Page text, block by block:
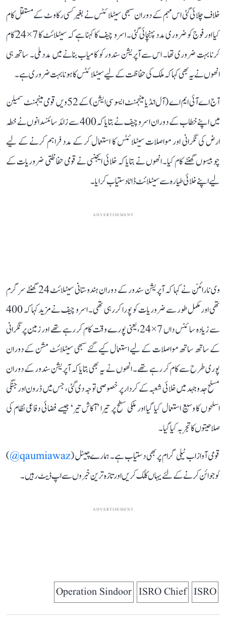
خلاف چلائی گئی اس مہم کے دوران سبھی سیٹلائٹس نے بغیر کسی رکاوٹ کے مستقل کام
کیا اور فوج کو ضروری مدد پہنچائی گئی۔ اسرو چیف کا کہنا ہے کہ سیٹلائٹ کا 7×24 کام
کرنا بہت ضروری تھا۔ اس سے آپریشن سندور کو کامیاب بنانے میں مدد ملی۔ ساتھ ہی
انھوں نے یہ بھی کہا کہ ملک کی حفاظت کے لیے سیٹلائٹس کا ہونا بہت ضروری ہے۔
آج اے آئی ایم اے (آل انڈیا مینجمنٹ ایسو سی ایشن) کے 52ویں قومی مینجمنٹ سمیلن
میں اپنے خطاب کے دوران اسرو چیف نے بتایا کہ 400 سے زائد سائنسدانوں نے خطہ
ارض کی نگرانی اور مواصلات سیٹلائٹس کا استعمال کر کے مدد فراہم کرنے کے لیے
چوبیسوں گھنٹے کام کیا۔ انھوں نے بتایا کہ خلائی ایجنسی نے قومی حفاظتی ضروریات کے
لیے اپنے خلائی طیارہ سے سیٹلائٹ ڈاٹا دستیاب کرایا۔
ADVERTISEMENT
وی نارائنن نے کہا کہ آپریشن سندور کے دوران ہندوستانی سیٹلائٹ 24 گھنٹے سرگرم
تھی اور مکمل طور سے ضروریات کو پورا کر رہی تھی۔ اسرو چیف نے مزید کہا کہ 400
سے زیادہ سائنس داں 7×24، یعنی پورے وقت کام کر رہے تھے اور زمین پر نگرانی
کے ساتھ ساتھ مواصلات کے لیے استعمال کیے گئے سبھی سیٹلائٹ مشن کے دوران
پوری طرح سے کام کر رہے تھے۔ انھوں نے یہ بھی بتایا کہ آپریشن سندور کے دوران
مسلح جدوجہد میں خلائی شعبہ کے کردار پر خصوصی توجہ دی گئی، جس میں ڈرون اور جنگی
اسلحوں کا وسیع استعمال کیا گیا اور ملکی سطح پر تیرا ’آکاش تیر‘ جیسے فضائی دفاعی نظام کی
صلاحیتوں کا تجربہ کیا گیا۔
قومی آواز اب ٹیلی گرام پر بھی دستیاب ہے۔ ہمارے چینل (qaumiawaz@
)
کو جوائن کرنے کے لئے یہاں کلک کریں اور تازہ ترین خبروں سے اپ ڈیٹ رہیں۔
ADVERTISEMENT
ISRO
ISRO Chief
Operation Sindoor